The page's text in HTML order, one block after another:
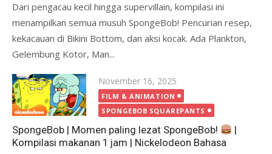
Dari pengacau kecil hingga supervillain, kompilasi ini
menampilkan semua musuh SpongeBob! Pencurian resep,
kekacauan di Bikini Bottom, dan aksi kocak. Ada Plankton,
Gelembung Kotor, Man...
Posted
on
November 16, 2025
FILM & ANIMATION
SPONGEBOB SQUAREPANTS
SpongeBob | Momen paling lezat SpongeBob!
|
Kompilasi makanan 1 jam | Nickelodeon Bahasa